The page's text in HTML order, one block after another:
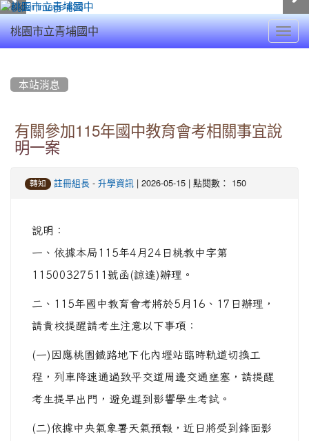
桃園市立青埔國中
本站消息
有關參加115年國中教育會考相關事宜說
明一案
轉知 註冊組長 - 升學資訊 | 2026-05-15 | 點閱數： 150
說明：
一、依據本局115年4月24日桃教中字第
11500327511號函(諒達)辦理。
二、115年國中教育會考將於5月16、17日辦理，
請貴校提醒請考生注意以下事項：
(一)因應桃園鐵路地下化內壢站臨時軌道切換工
程，列車降速通過致平交道周邊交通壅塞，請提醒
考生提早出門，避免遲到影響學生考試。
(二)依據中央氣象署天氣預報，近日將受到鋒面影